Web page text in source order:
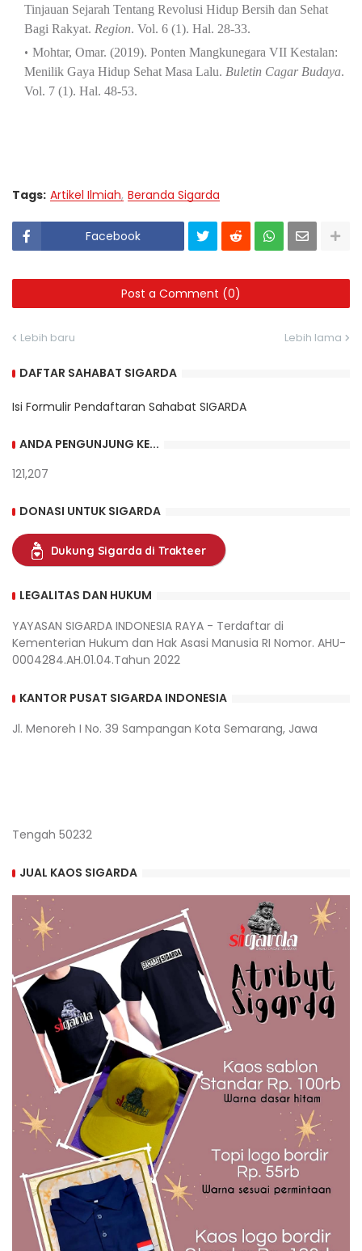
Tinjauan Sejarah Tentang Revolusi Hidup Bersih dan Sehat
Bagi Rakyat. Region. Vol. 6 (1). Hal. 28-33.
Mohtar, Omar. (2019). Ponten Mangkunegara VII Kestalan:
Menilik Gaya Hidup Sehat Masa Lalu. Buletin Cagar Budaya.
Vol. 7 (1). Hal. 48-53.
Tags: Artikel Ilmiah Beranda Sigarda
Facebook
Post a Comment (0)
Lebih baru Lebih lama
DAFTAR SAHABAT SIGARDA
Isi Formulir Pendaftaran Sahabat SIGARDA
ANDA PENGUNJUNG KE...
121,207
DONASI UNTUK SIGARDA
Dukung Sigarda di Trakteer
LEGALITAS DAN HUKUM
YAYASAN SIGARDA INDONESIA RAYA - Terdaftar di
Kementerian Hukum dan Hak Asasi Manusia RI Nomor. AHU-
0004284.AH.01.04.Tahun 2022
KANTOR PUSAT SIGARDA INDONESIA
Jl. Menoreh I No. 39 Sampangan Kota Semarang, Jawa
Tengah 50232
JUAL KAOS SIGARDA